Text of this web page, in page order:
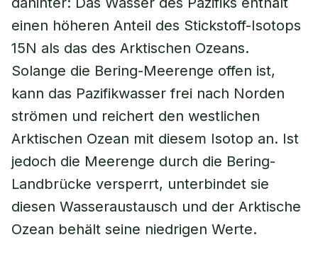
einen höheren Anteil des Stickstoff-Isotops
15N als das des Arktischen Ozeans.
Solange die Bering-Meerenge offen ist,
kann das Pazifikwasser frei nach Norden
strömen und reichert den westlichen
Arktischen Ozean mit diesem Isotop an. Ist
jedoch die Meerenge durch die Bering-
Landbrücke versperrt, unterbindet sie
diesen Wasseraustausch und der Arktische
Ozean behält seine niedrigen Werte.